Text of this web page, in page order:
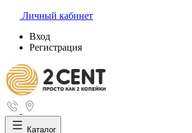
Личный кабинет
Вход
Регистрация
Каталог